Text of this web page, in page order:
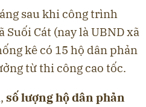
sau khi công trình
Cát (nay là UBND xã
kê có 15 hộ dân phản
từ thi công cao tốc.
số lượng hộ dân phản